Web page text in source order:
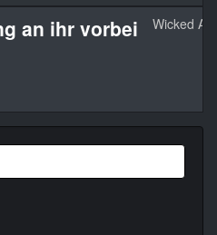
an ihr vorbei Wicked